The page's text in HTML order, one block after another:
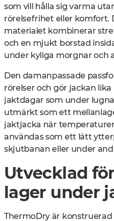
som vill hålla sig varma
rörelsefrihet eller komfort.
materialet kombinerar
och en mjukt borstad
under kyliga morgnar och
Den damanpassade
rörelser och gör jackan
jaktdagar som under
utmärkt som ett
jaktjacka när
användas som ett lätt
skjutbanan eller under
Utvecklad
lager under
ThermoDry är